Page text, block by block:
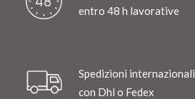
entro 48 h lavorative
Spedizioni internazionali
con Dhl o Fedex